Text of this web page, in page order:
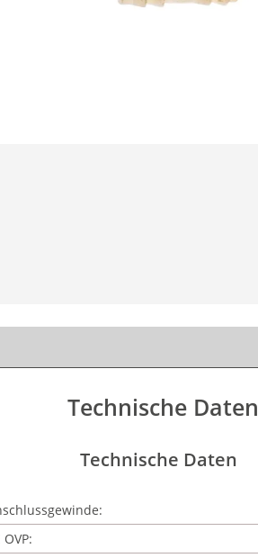
Technische Daten
Technische Daten
OVP: